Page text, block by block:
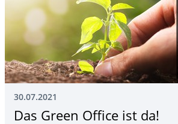
30.07.2021
Das Green Office ist da!